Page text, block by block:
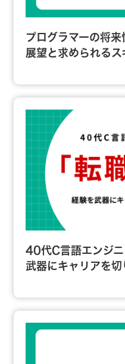
プログラマーの将
展望と求められるス
40代C言語エンジ
武器にキャリアを